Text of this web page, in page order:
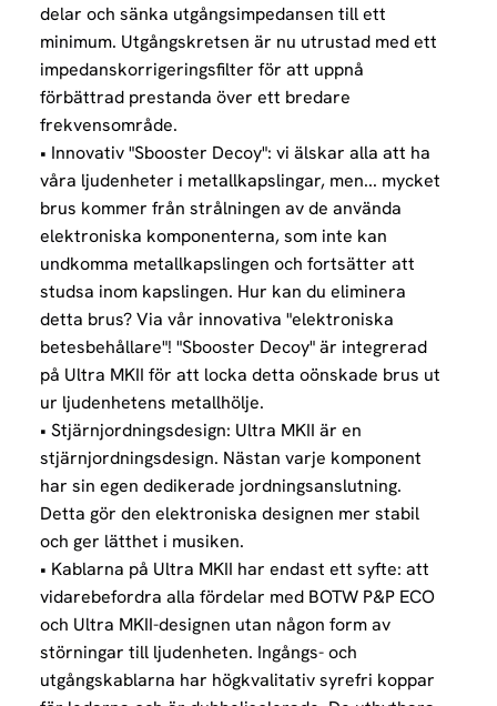
delar och sänka utgångsimpedansen till ett
minimum. Utgångskretsen är nu utrustad med ett
impedanskorrigeringsfilter för att uppnå
förbättrad prestanda över ett bredare
frekvensområde.
• Innovativ "Sbooster Decoy": vi älskar alla att ha
våra ljudenheter i metallkapslingar, men... mycket
brus kommer från strålningen av de använda
elektroniska komponenterna, som inte kan
undkomma metallkapslingen och fortsätter att
studsa inom kapslingen. Hur kan du eliminera
detta brus? Via vår innovativa "elektroniska
betesbehållare"! "Sbooster Decoy" är integrerad
på Ultra MKII för att locka detta oönskade brus ut
ur ljudenhetens metallhölje.
• Stjärnjordningsdesign: Ultra MKII är en
stjärnjordningsdesign. Nästan varje komponent
har sin egen dedikerade jordningsanslutning.
Detta gör den elektroniska designen mer stabil
och ger lätthet i musiken.
• Kablarna på Ultra MKII har endast ett syfte: att
vidarebefordra alla fördelar med BOTW P&P ECO
och Ultra MKII-designen utan någon form av
störningar till ljudenheten. Ingångs- och
utgångskablarna har högkvalitativ syrefri koppar